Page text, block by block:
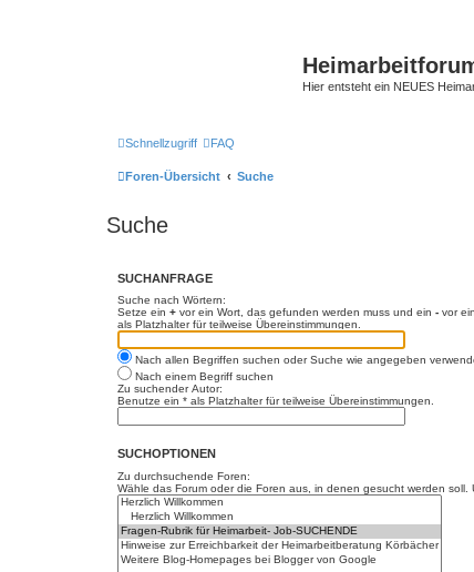
Hier entsteht ein NEUES
Schnellzugriff FAQ
Foren-Übersicht Suche
Suche
SUCHANFRAGE
Suche nach Wörtern:
Setze ein + vor ein Wort, das gefunden werden muss und ein - vor
als Platzhalter für teilweise Übereinstimmungen.
Nach allen Begriffen suchen oder Suche wie angegeben
Nach einem Begriff suchen
Zu suchender Autor:
Benutze ein * als Platzhalter für teilweise Übereinstimmungen.
SUCHOPTIONEN
Zu durchsuchende Foren:
Wähle das Forum oder die Foren aus, in denen gesucht werden